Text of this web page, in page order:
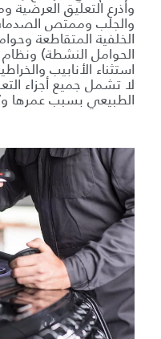
وأذرع التعليق العرضية
والجلب وممتص
الخلفية المتقاطعة
الحوامل النشطة)
استثناء الأنابيب
لا تشمل جميع أجزاء
الطبيعي بسبب عمرها